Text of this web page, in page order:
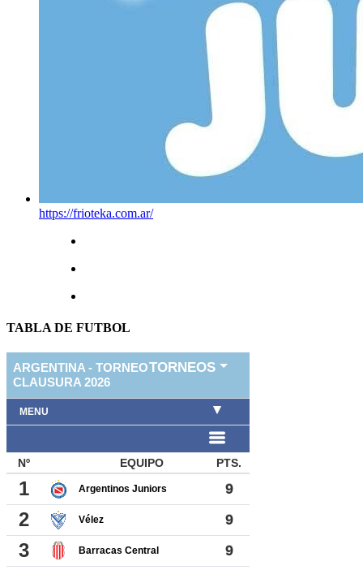
https://frioteka.com.ar/
TABLA DE FUTBOL